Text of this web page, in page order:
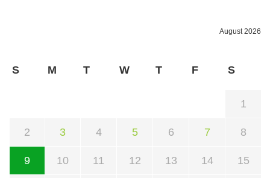
August 2026
S M T W T F S
1
2 3 4 5 6 7 8
9 10 11 12 13 14 15